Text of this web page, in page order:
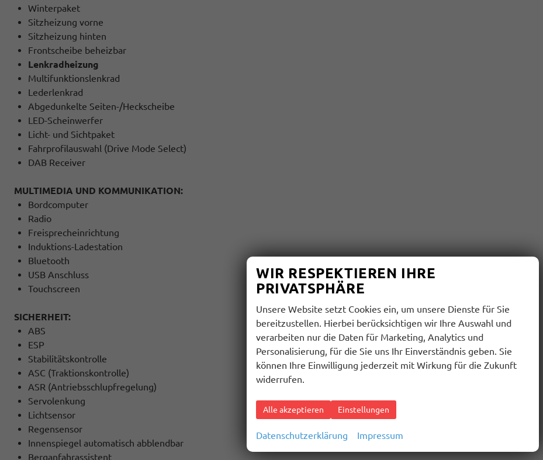
Winterpaket
Sitzheizung vorne
Sitzheizung hinten
Frontscheibe beheizbar
Lenkradheizung
Multifunktionslenkrad
Lederlenkrad
Abgedunkelte Seiten-/Heckscheibe
LED-Scheinwerfer
Licht- und Sichtpaket
Fahrprofilauswahl (Drive Mode Select)
DAB Receiver
MULTIMEDIA UND KOMMUNIKATION:
Bordcomputer
Radio
Freisprecheinrichtung
Induktions-Ladestation
Bluetooth
USB Anschluss
Touchscreen
SICHERHEIT:
ABS
ESP
Stabilitätskontrolle
ASC (Traktionskontrolle)
ASR (Antriebsschlupfregelung)
Servolenkung
Lichtsensor
Regensensor
Innenspiegel automatisch abblendbar
Berganfahrassistent
WIR RESPEKTIEREN IHRE
PRIVATSPHÄRE
Unsere Website setzt Cookies ein, um unsere Dienste für Sie
bereitzustellen. Hierbei berücksichtigen wir Ihre Auswahl und
verarbeiten nur die Daten für Marketing, Analytics und
Personalisierung, für die Sie uns Ihr Einverständnis geben. Sie
können Ihre Einwilligung jederzeit mit Wirkung für die Zukunft
widerrufen.
Alle akzeptieren Einstellungen
Datenschutzerklärung Impressum